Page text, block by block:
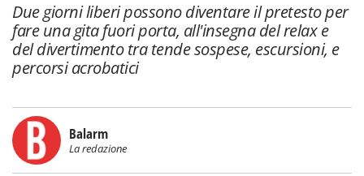
Due giorni liberi possono diventare il pretesto per
fare una gita fuori porta, all'insegna del relax e
del divertimento tra tende sospese, escursioni, e
percorsi acrobatici
Balarm
La redazione